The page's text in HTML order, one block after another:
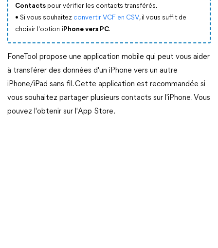
Contacts pour vérifier les contacts transférés.
• Si vous souhaitez convertir VCF en CSV, il vous suffit de
choisir l'option iPhone vers PC.
FoneTool propose une application mobile qui peut vous aider
à transférer des données d'un iPhone vers un autre
iPhone/iPad sans fil. Cette application est recommandée si
vous souhaitez partager plusieurs contacts sur l'iPhone. Vous
pouvez l'obtenir sur l'App Store.